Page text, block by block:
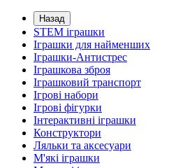
Назад
STEM іграшки
Іграшки для найменших
Іграшки-Антистрес
Іграшкова зброя
Іграшковий транспорт
Ігрові набори
Ігрові фігурки
Інтерактивні іграшки
Конструктори
Ляльки та аксесуари
М'які іграшки